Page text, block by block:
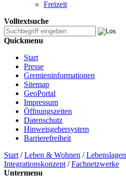
Freizeit
Volltextsuche
Quickmenu
Start
Presse
Gremieninformationen
Sitemap
GeoPortal
Impressum
Öffnungszeiten
Datenschutz
Hinweisgebersystem
Barrierefreiheit
Start /Leben & Wohnen /Lebenslagen
Integrationskonzept /Fachnetzwerke
Untermenu